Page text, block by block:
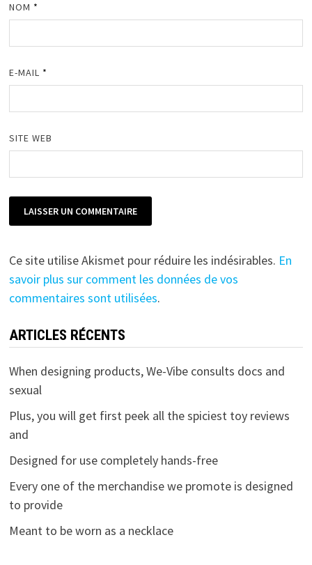
NOM *
E-MAIL *
SITE WEB
Ce site utilise Akismet pour réduire les indésirables. En
savoir plus sur comment les données de vos
commentaires sont utilisées.
ARTICLES RÉCENTS
When designing products, We-Vibe consults docs and
sexual
Plus, you will get first peek all the spiciest toy reviews
and
Designed for use completely hands-free
Every one of the merchandise we promote is designed
to provide
Meant to be worn as a necklace